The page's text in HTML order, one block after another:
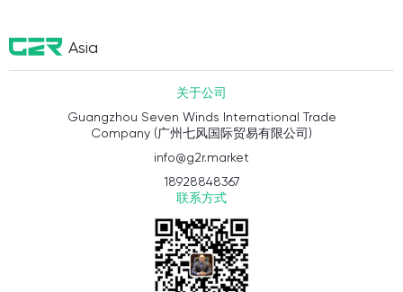
Asia
关于公司
Guangzhou Seven Winds International Trade
Company (广州七风国际贸易有限公司)
info@g2r.market
18928848367
联系方式